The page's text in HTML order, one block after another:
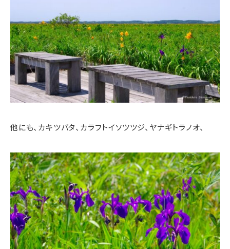
他にも、カキツバタ、カラフトイソツツジ、ヤナギトラノオ、